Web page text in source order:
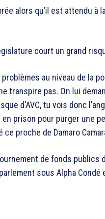
alors qu’il est attendu à
court un grand
au niveau de la
transpire pas. On lui
d’AVC, tu vois donc
prison pour purger une
proche de Damaro
de fonds publics
sous Alpha Condé